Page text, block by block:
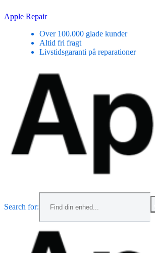
Skip
Apple Repair
Over 100.000 glade kunder
Altid fri fragt
Livstidsgaranti på reparationer
Search for: